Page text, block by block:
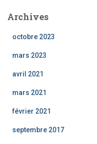
Archives
octobre 2023
mars 2023
avril 2021
mars 2021
février 2021
septembre 2017